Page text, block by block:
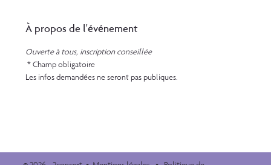
À propos de l'événement
Ouverte à tous, inscription conseillée
* Champ obligatoire
Les infos demandées ne seront pas publiques.